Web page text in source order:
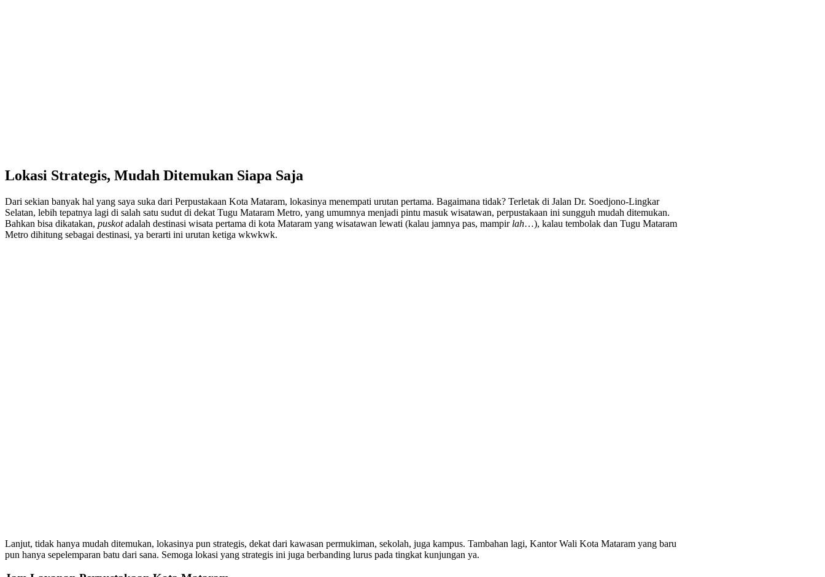
Lokasi Strategis, Mudah Ditemukan Siapa Saja
Dari sekian banyak hal yang saya suka dari Perpustakaan Kota Mataram, lokasinya menempati urutan pertama. Bagaimana tidak? Terletak di Jalan Dr. Soedjono-Lingkar
Selatan, lebih tepatnya lagi di salah satu sudut di dekat Tugu Mataram Metro, yang umumnya menjadi pintu masuk wisatawan, perpustakaan ini sungguh mudah ditemukan.
Bahkan bisa dikatakan, puskotadalah destinasi wisata pertama di kota Mataram yang wisatawan lewati (kalau jamnya pas, mampir lah…), kalau tembolak dan Tugu Mataram
Metro dihitung sebagai destinasi, ya berarti ini urutan ketiga wkwkwk.
Lanjut, tidak hanya mudah ditemukan, lokasinya pun strategis, dekat dari kawasan permukiman, sekolah, juga kampus. Tambahan lagi, Kantor Wali Kota Mataram yang baru
pun hanya sepelemparan batu dari sana. Semoga lokasi yang strategis ini juga berbanding lurus pada tingkat kunjungan ya.